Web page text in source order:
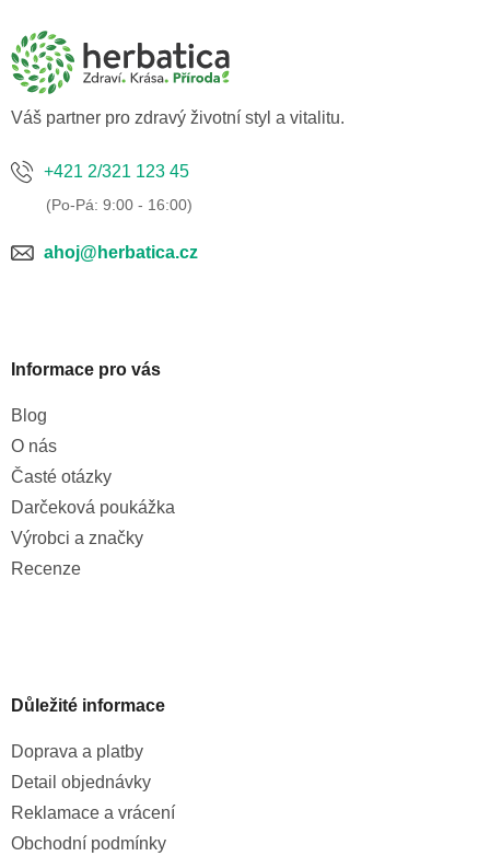
a
Váš partner pro zdravý životní styl a vitalitu.
+421 2/321 123 45
ahoj@herbatica.cz
Informace pro vás
Blog
O nás
Časté otázky
Darčeková poukážka
Výrobci a značky
Recenze
Důležité informace
Doprava a platby
Detail objednávky
Reklamace a vrácení
Obchodní podmínky